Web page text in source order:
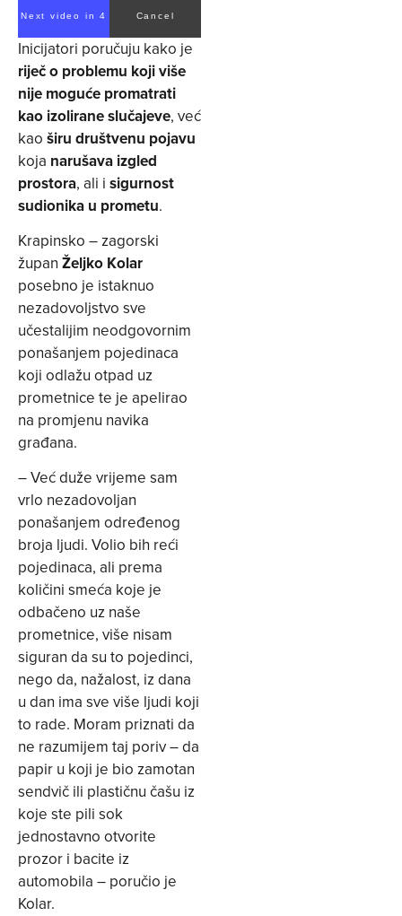
Next video in 3 Cancel
Inicijatori poručuju kako je
riječ o problemu koji više
nije moguće promatrati
kao izolirane slučajeve, već
kao širu društvenu pojavu
koja narušava izgled
prostora, ali i sigurnost
sudionika u prometu.
Krapinsko – zagorski
župan Željko Kolar
posebno je istaknuo
nezadovoljstvo sve
učestalijim neodgovornim
ponašanjem pojedinaca
koji odlažu otpad uz
prometnice te je apelirao
na promjenu navika
građana.
– Već duže vrijeme sam
vrlo nezadovoljan
ponašanjem određenog
broja ljudi. Volio bih reći
pojedinaca, ali prema
količini smeća koje je
odbačeno uz naše
prometnice, više nisam
siguran da su to pojedinci,
nego da, nažalost, iz dana
u dan ima sve više ljudi koji
to rade. Moram priznati da
ne razumijem taj poriv – da
papir u koji je bio zamotan
sendvič ili plastičnu čašu iz
koje ste pili sok
jednostavno otvorite
prozor i bacite iz
automobila – poručio je
Kolar.